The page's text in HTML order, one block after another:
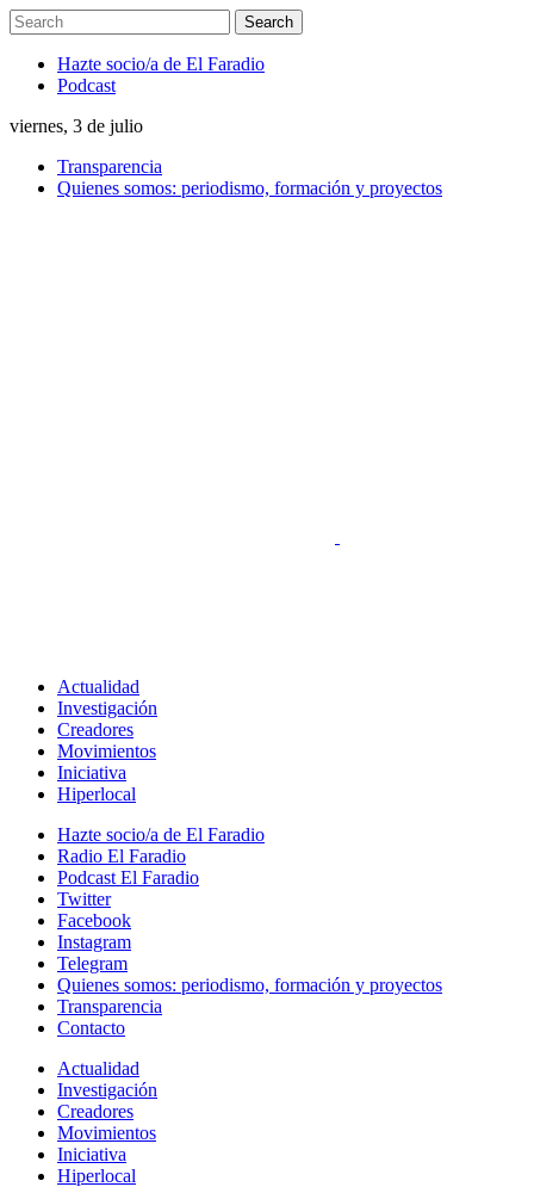
Hazte socio/a de El Faradio
Podcast
viernes, 3 de julio
Transparencia
Quienes somos: periodismo, formación y proyectos
Actualidad
Investigación
Creadores
Movimientos
Iniciativa
Hiperlocal
Hazte socio/a de El Faradio
Radio El Faradio
Podcast El Faradio
Twitter
Facebook
Instagram
Telegram
Quienes somos: periodismo, formación y proyectos
Transparencia
Contacto
Actualidad
Investigación
Creadores
Movimientos
Iniciativa
Hiperlocal